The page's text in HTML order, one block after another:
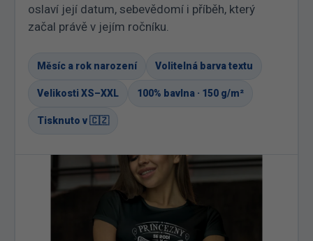
oslaví její datum, sebevědomí i příběh, který
začal právě v jejím ročníku.
Měsíc a rok narození Volitelná barva textu
Velikosti XS–XXL 100% bavlna · 150 g/m²
Tisknuto v 🇨🇿